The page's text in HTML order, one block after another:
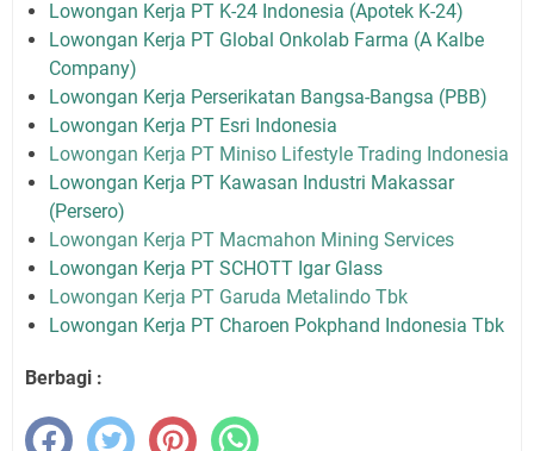
Lowongan Kerja PT K-24 Indonesia (Apotek K-24)
Lowongan Kerja PT Global Onkolab Farma (A Kalbe
Company)
Lowongan Kerja Perserikatan Bangsa-Bangsa (PBB)
Lowongan Kerja PT Esri Indonesia
Lowongan Kerja PT Miniso Lifestyle Trading Indonesia
Lowongan Kerja PT Kawasan Industri Makassar
(Persero)
Lowongan Kerja PT Macmahon Mining Services
Lowongan Kerja PT SCHOTT Igar Glass
Lowongan Kerja PT Garuda Metalindo Tbk
Lowongan Kerja PT Charoen Pokphand Indonesia Tbk
Berbagi :